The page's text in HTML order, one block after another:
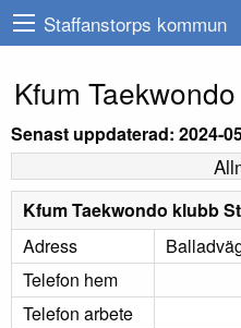
Staffanstorps kommun
Kfum
Senast uppdaterad: 2024-
Kfum Taekwondo klubb
Adress
Telefon hem
Telefon arbete